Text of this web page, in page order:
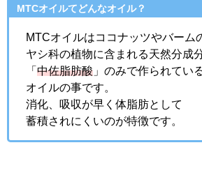
MTCオイルてどんなオイル？
MTCオイルはココナッツやバーム
ヤシ科の植物に含まれる天然分成
「 中佐脂肪酸 」のみで作られてい
オイルの事です。
消化、吸収が早く体脂肪として
蓄積されにくいのが特徴です。